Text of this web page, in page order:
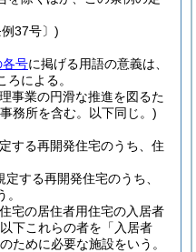
37号〕)
各号に掲げる用語の意義は、
ろによる。
事業の円滑な推進を図るた
務所を含む。以下同じ。)
する再開発住宅のうち、住
定する再開発住宅のうち、
宅の居住者用住宅の入居者
下これらの者を「入居者
ために必要な施設をいう。